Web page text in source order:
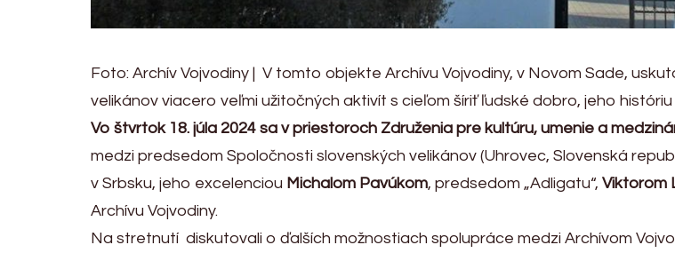
Foto: Archív Vojvodiny | V tomto objekte Archívu Vojvodiny, v Novom Sade,
velikánov viacero veľmi užitočných aktivít s cieľom šíriť ľudské dobro, jeho
Vo štvrtok 18. júla 2024 sa v priestoroch Združenia pre kultúru, umenie a
medzi predsedom Spoločnosti slovenských velikánov (Uhrovec, Slovenská
v Srbsku, jeho excelenciou Michalom Pavúkom, predsedom „Adligatu“, Viktorom
Archívu Vojvodiny.
Na stretnutí diskutovali o ďalších možnostiach spolupráce medzi Archívom